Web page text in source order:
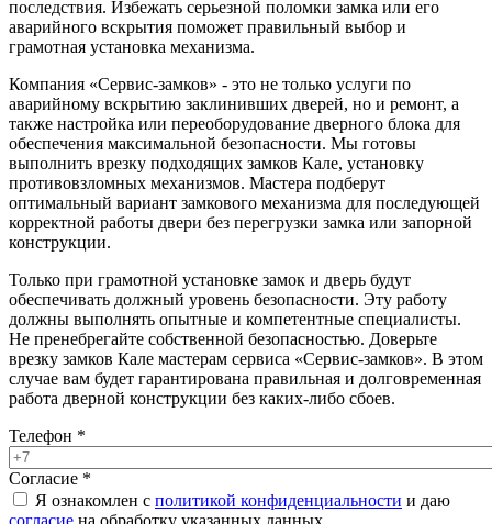
последствия. Избежать серьезной поломки замка или его
аварийного вскрытия поможет правильный выбор и
грамотная установка механизма.
Компания «Сервис-замков» - это не только услуги по
аварийному вскрытию заклинивших дверей, но и ремонт, а
также настройка или переоборудование дверного блока для
обеспечения максимальной безопасности. Мы готовы
выполнить врезку подходящих замков Кале, установку
противовзломных механизмов. Мастера подберут
оптимальный вариант замкового механизма для последующей
корректной работы двери без перегрузки замка или запорной
конструкции.
Только при грамотной установке замок и дверь будут
обеспечивать должный уровень безопасности. Эту работу
должны выполнять опытные и компетентные специалисты.
Не пренебрегайте собственной безопасностью. Доверьте
врезку замков Кале мастерам сервиса «Сервис-замков». В этом
случае вам будет гарантирована правильная и долговременная
работа дверной конструкции без каких-либо сбоев.
Телефон *
Согласие *
Я ознакомлен с политикой конфиденциальности и даю
согласие на обработку указанных данных